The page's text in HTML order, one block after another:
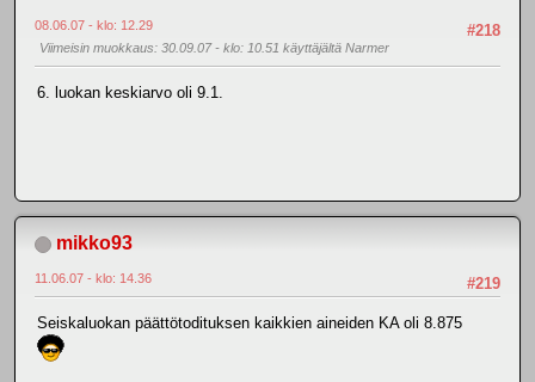
#218
08.06.07 - klo: 12.29
Viimeisin muokkaus: 30.09.07 - klo: 10.51 käyttäjältä Narmer
6. luokan keskiarvo oli 9.1.
mikko93
#219
11.06.07 - klo: 14.36
Seiskaluokan päättötodituksen kaikkien aineiden KA oli 8.875